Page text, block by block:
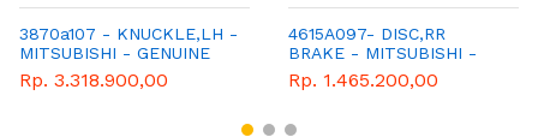
3870a107 - KNUCKLE,LH -
MITSUBISHI - GENUINE
Rp. 3.318.900,00
4615A097- DISC,RR
BRAKE - MITSUBISHI -
GENUINE
Rp. 1.465.200,00